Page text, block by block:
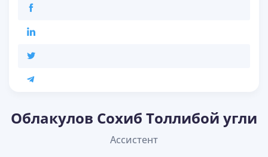
Облакулов Сохиб Толлибой угли
Ассистент